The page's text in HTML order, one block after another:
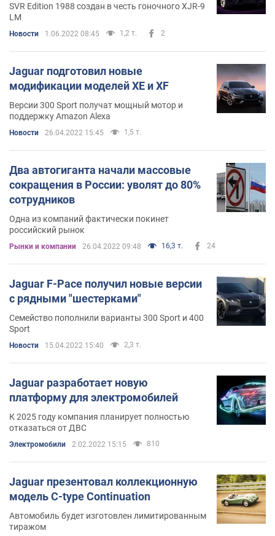
SVR Edition 1988 создан в честь гоночного XJR-9
LM
Новости 1.06.2022 08:45 1,2 т. 2
Jaguar подготовил новые
модификации моделей XE и XF
Версии 300 Sport получат мощный мотор и
поддержку Amazon Alexa
Новости 26.04.2022 15:45 1,5 т.
Два автогиганта начали массовые
сокращения в России: уволят до 80%
сотрудников
Одна из компаний фактически покинет
российский рынок
Рынки и компании 26.04.2022 09:48 16,3 т. 24
Jaguar F-Pace получил новые версии
с рядными "шестерками"
Семейство пополнили варианты 300 Sport и 400
Sport
Новости 15.04.2022 15:40 2,3 т.
Jaguar разработает новую
платформу для электромобилей
К 2025 году компания планирует полностью
отказаться от ДВС
Электромобили 2.02.2022 15:15 810
Jaguar презентовал коллекционную
модель C-type Continuation
Автомобиль будет изготовлен лимитированным
тиражом